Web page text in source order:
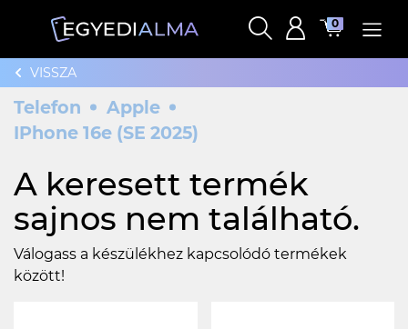
0
VISSZA
Telefon
Apple
IPhone 16e (SE 2025)
A keresett termék
sajnos nem található.
Válogass a készülékhez kapcsolódó termékek
között!